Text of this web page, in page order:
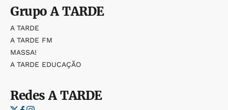
GrupoA TARDE
A TARDE
A TARDE FM
MASSA!
A TARDE EDUCAÇÃO
RedesA TARDE